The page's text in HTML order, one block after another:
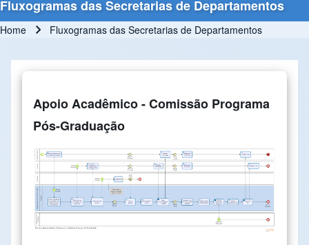
Fluxogramas das Secretarias de Departamentos
Home Fluxogramas das Secretarias de Departamentos
Apoio Acadêmico - Comissão Programa
Pós-Graduação